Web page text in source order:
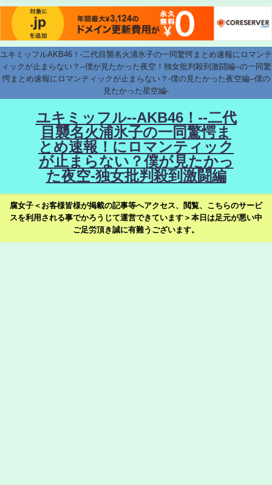
ユキミッフルAKB46！-二代目襲名火浦氷子の一同驚愕まとめ速報にロマンテ
ィックが止まらない？--僕が見たかった夜空！独女批判殺到激闘編--の一同驚
愕まとめ速報にロマンティックが止まらない？-僕の見たかった夜空編--僕の
見たかった星空編-
ユキミッフル--AKB46！--二代
目襲名火浦氷子の一同驚愕ま
とめ速報！にロマンティック
が止まらない？僕が見たかっ
た夜空-独女批判殺到激闘編
腐女子＜お客様皆様が掲載の記事等へアクセス、閲覧、こちらのサービ
スを利用される事でかろうじて運営できています＞本日は足元が悪い中
ご足労頂き誠に有難うございます。